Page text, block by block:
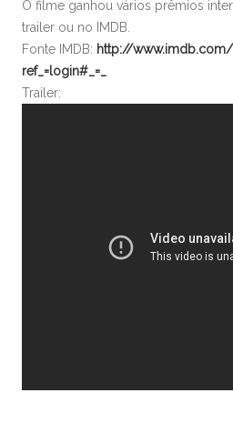
O filme ganhou vários prêmios
trailer ou no IMDB.
Fonte IMDB: http://
ref_=login#_=_
Trailer: